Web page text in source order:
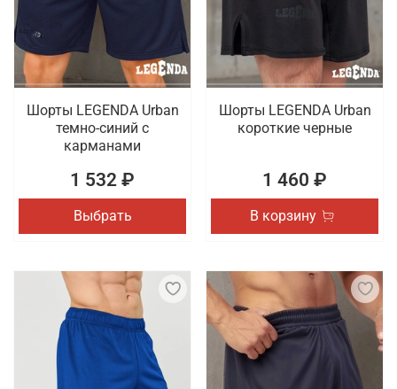
оригинальные модели, выпуском которых
занимаются проверенные бренды. Гарантируется
быстрая доставка оформленных онлайн покупок
по Тамбову.
Шорты LEGENDA Urban
темно-синий с
карманами
1 532 ₽
Выбрать
Шорты LEGENDA Urban
короткие черные
1 460 ₽
В корзину